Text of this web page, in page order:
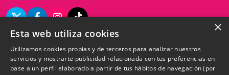
×
Esta web utiliza cookies
Utilizamos cookies propias y de terceros para analizar nuestros
servicios y mostrarte publicidad relacionada con tus preferencias en
base a un perfil elaborado a partir de tus hábitos de navegación (por